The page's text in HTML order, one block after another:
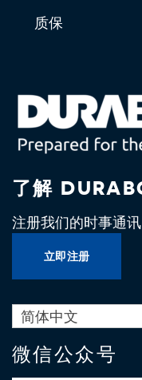
质保
了解
注册我们的时事通讯
立即注册
简体中文
微信公众号